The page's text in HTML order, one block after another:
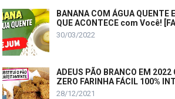
BANANA COM ÁGUA QUENTE
QUE ACONTECE com Você!
30/03/2022
ADEUS PÃO BRANCO EM
ZERO FARINHA FÁCIL 100%
28/12/2021